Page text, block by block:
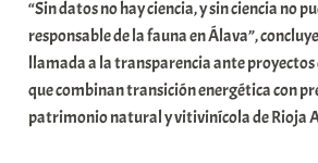
“Sin datos no hay ciencia, y sin ciencia no
responsable de la fauna en Álava”,
llamada a la transparencia ante proyectos
que combinan transición energética con
patrimonio natural y vitivinícola de Rioja